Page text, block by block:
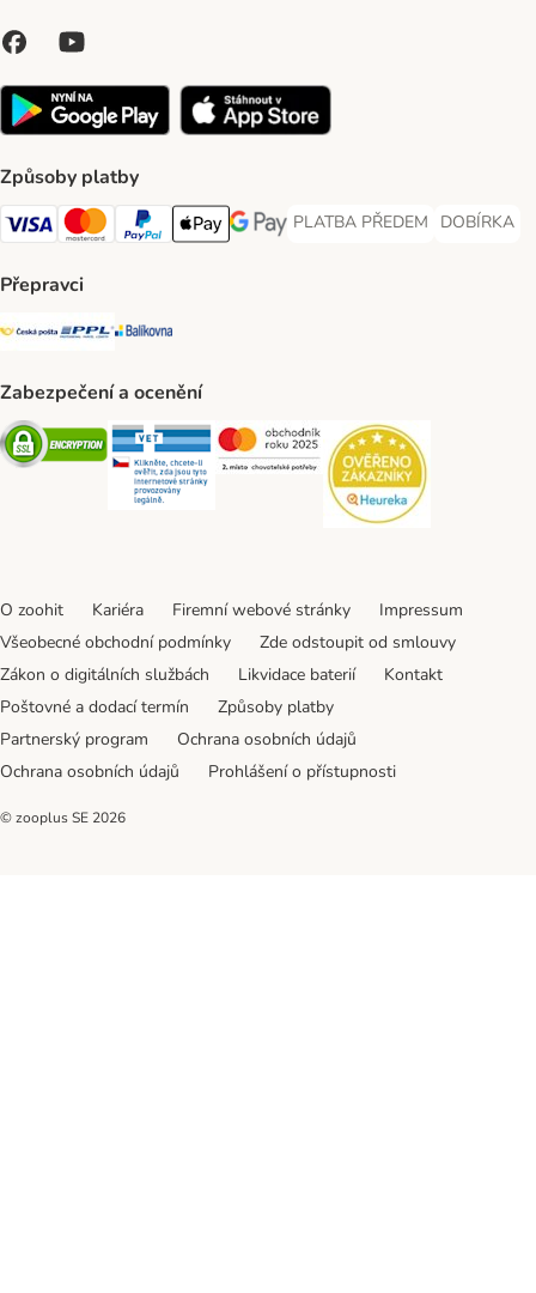
Způsoby platby
Visa Payment Method
Mastercard Payment Method
PayPal Payment Method
Apple pay Payment Method
GooglePay Payment Method
PLATBA PŘEDEM
PLATBA PŘEDEM Payment
DOBÍRKA
DOBÍRKA
Přepravci
Česká pošta Shipping Method
PPL Shipping Method
Balíkovna Shipping Method
Zabezpečení a ocenění
Security Security Security
O zoohit Kariéra Firemní webové stránky
Impressum
Všeobecné obchodní podmínky
Zde odstoupit od smlouvy
Zákon o digitálních službách
Likvidace baterií
Kontakt
Poštovné a dodací termín
Způsoby platby
Partnerský program
Ochrana osobních údajů
Ochrana osobních údajů
Prohlášení o přístupnosti
© zooplus SE 2026